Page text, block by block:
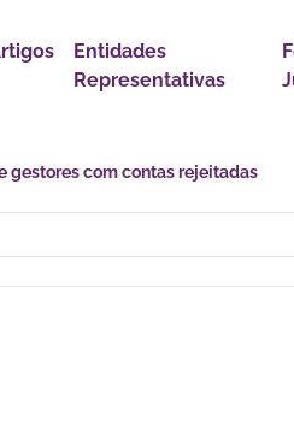
Entidades
Representativas
Pacientes com Doenças Raras